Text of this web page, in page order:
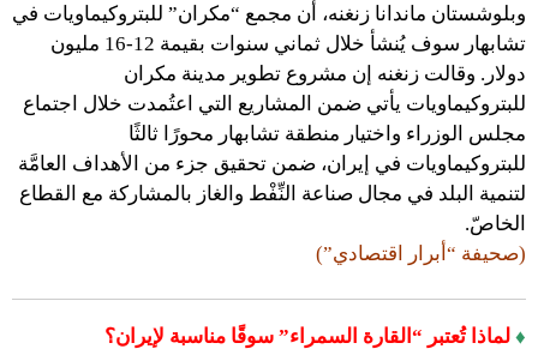
وبلوشستان ماندانا زنغنه، أن مجمع “مكران” للبتروكيماويات في
تشابهار سوف يُنشأ خلال ثماني سنوات بقيمة 12-16 مليون
دولار. وقالت زنغنه إن مشروع تطوير مدينة مكران
للبتروكيماويات يأتي ضمن المشاريع التي اعتُمدت خلال اجتماع
مجلس الوزراء واختيار منطقة تشابهار محورًا ثالثًا
للبتروكيماويات في إيران، ضمن تحقيق جزء من الأهداف العامَّة
لتنمية البلد في مجال صناعة النِّفْط والغاز بالمشاركة مع القطاع
الخاصّ.
(صحيفة “أبرار اقتصادي”)
♦ لماذا تُعتبر “القارة السمراء” سوقًا مناسبة لإيران؟